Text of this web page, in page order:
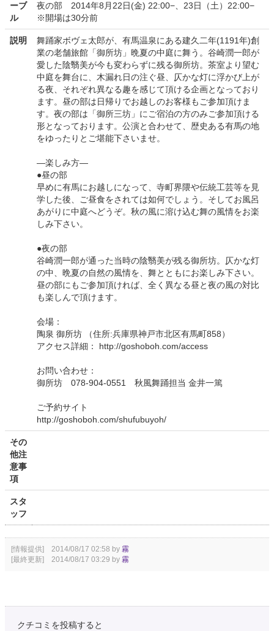
ーブ
ル
夜の部 2014年8月22日(金) 22:00−、23日（土）22:00−
※開場は30分前
説明
舞踊家ボヴェ太郎が、有馬温泉にある建久二年(1191年)創
業の老舗旅館「御所坊」晩夏の中庭に舞う。谷崎潤一郎が
愛した陰翳美が今も変わらずに残る御所坊。茶室より望む
中庭を舞台に、木漏れ日の注ぐ昼、仄かな灯に浮かび上が
る夜、それぞれ異なる趣を感じて頂ける企画となっており
ます。昼の部は日帰りでお越しのお客様もご参加頂けま
す。夜の部は「御所三坊」にご宿泊の方のみご参加頂ける
形となっております。公演と合わせて、歴史ある有馬の地
をゆったりとご堪能下さいませ。
—楽しみ方—
●昼の部
早めに有馬にお越しになって、寺町界隈や伝統工芸等を見
学した後、ご昼食をされては如何でしょう。そしてお風呂
あがりに中庭へどうぞ。秋の風に溶け込む舞の風情をお楽
しみ下さい。
●夜の部
谷崎潤一郎が通った当時の陰翳美が残る御所坊。仄かな灯
の中、晩夏の自然の風情を、舞とともにお楽しみ下さい。
昼の部にもご参加頂ければ、全く異なる昼と夜の風の対比
も楽しんで頂けます。
会場：
陶泉 御所坊 （住所:兵庫県神戸市北区有馬町858）
アクセス詳細： http://goshoboh.com/access
お問い合わせ：
御所坊 078-904-0551 秋風舞踊担当 金井一篤
ご予約サイト
http://goshoboh.com/shufubuyoh/
その
他注
意事
項
スタ
ッフ
[情報提供] 2014/08/17 02:58 by 霧
[最終更新] 2014/08/17 03:29 by 霧
クチコミを投稿すると